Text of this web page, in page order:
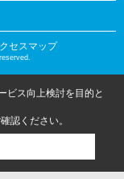
クセスマップ
ビス向上検討を目的と
認ください。